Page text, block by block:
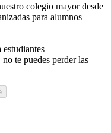
colegio mayor desde
para alumnos
estudiantes
te puedes perder las